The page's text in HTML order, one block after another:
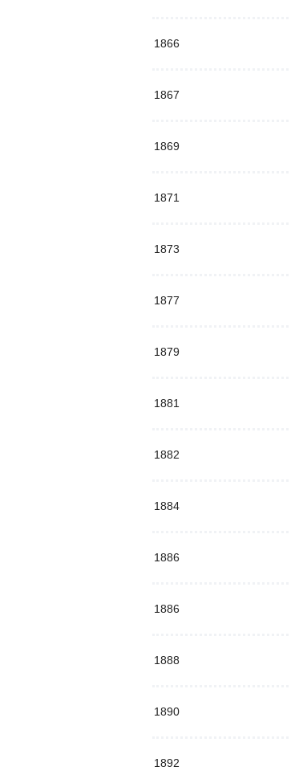
1866
1867
1869
1871
1873
1877
1879
1881
1882
1884
1886
1886
1888
1890
1892